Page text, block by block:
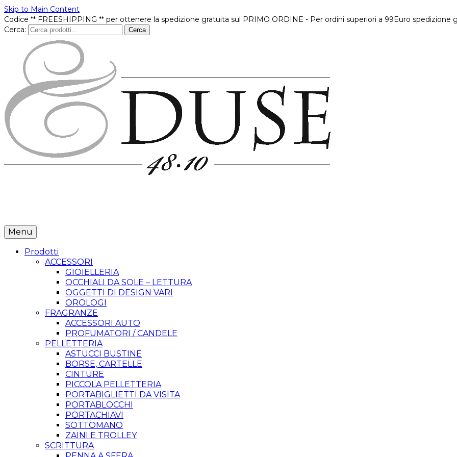
Skip to Main Content
Codice ** FREESHIPPING ** per ottenere la spedizione gratuita sul PRIMO ORDINE - Per ordini superiori a 99Euro spedizione
Cerca:
Cerca
Menu
Prodotti
ACCESSORI
GIOIELLERIA
OCCHIALI DA SOLE – LETTURA
OGGETTI DI DESIGN VARI
OROLOGI
FRAGRANZE
ACCESSORI AUTO
PROFUMATORI / CANDELE
PELLETTERIA
ASTUCCI BUSTINE
BORSE, CARTELLE
CINTURE
PICCOLA PELLETTERIA
PORTABIGLIETTI DA VISITA
PORTABLOCCHI
PORTACHIAVI
SOTTOMANO
ZAINI E TROLLEY
SCRITTURA